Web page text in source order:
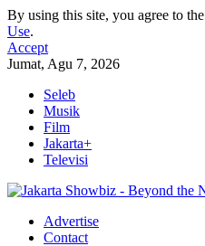
By using this site, you agree to the
Use.
Accept
Jumat, Agu 7, 2026
Seleb
Musik
Film
Jakarta+
Televisi
Advertise
Contact